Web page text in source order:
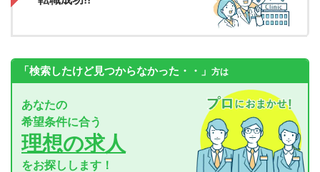
「検索したけど見つからなかった・・」 方は
あなたの
希望条件に合う
理想の求人
をお探しします！